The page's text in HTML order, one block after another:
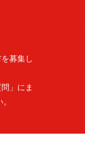
募集し
」にま